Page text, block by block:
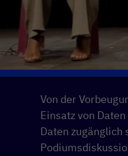
Von der
Einsatz von
Daten zugänglich